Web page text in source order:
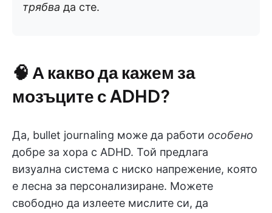
трябва да сте.
🧠 А какво да кажем за
мозъците с ADHD?
Да, bullet journaling може да работи особено
добре за хора с ADHD. Той предлага
визуална система с ниско напрежение, която
е лесна за персонализиране. Можете
свободно да излеете мислите си, да